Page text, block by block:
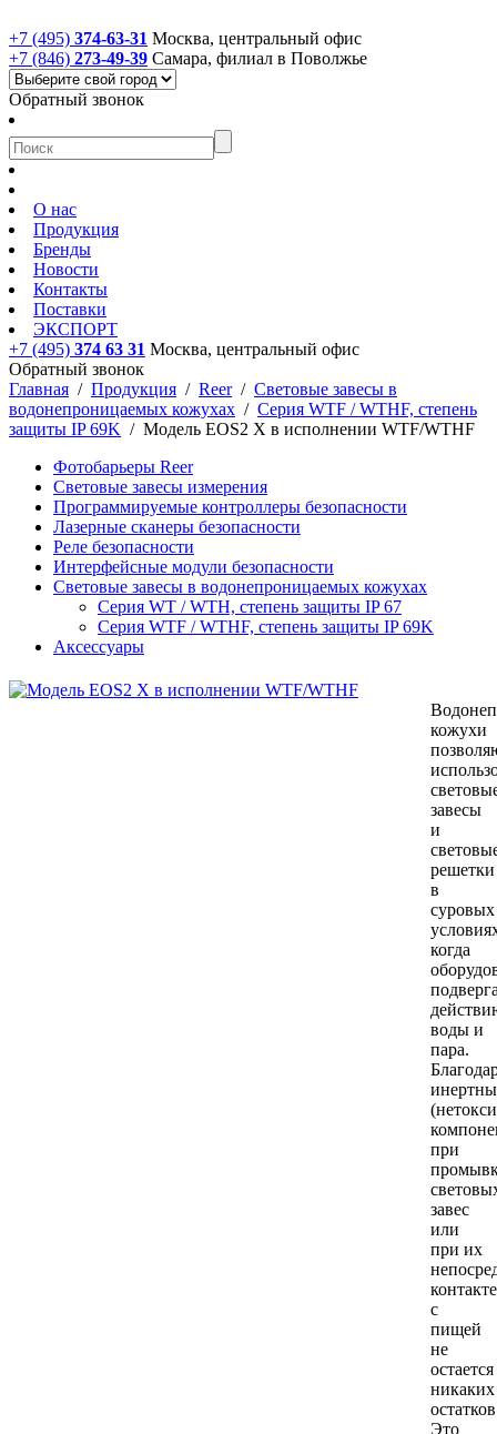
+7 (495) 374-63-31 Москва, центральный офис
+7 (846) 273-49-39 Самара, филиал в Поволжье
Обратный звонок
О нас
Продукция
Бренды
Новости
Контакты
Поставки
ЭКСПОРТ
+7 (495) 374 63 31 Москва, центральный офис
Обратный звонок
Главная / Продукция / Reer/ Световые завесы в
водонепроницаемых кожухах / Серия WTF / WTHF, степень
защиты IP 69K / Модель EOS2 X в исполнении WTF/WTHF
Фотобарьеры Reer
Световые завесы измерения
Программируемые контроллеры безопасности
Лазерные сканеры безопасности
Реле безопасности
Интерфейсные модули безопасности
Световые завесы в водонепроницаемых кожухах
Серия WT / WTH, степень защиты IP 67
Серия WTF / WTHF, степень защиты IP 69K
Аксессуары
кожухи
завесы
и
решетки
в
суровых
когда
воды и
пара.
при
завес
или
при их
контакте
с
пищей
не
остается
никаких
Это